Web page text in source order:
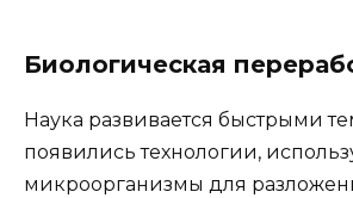
Биологическая
Наука развивается быстрыми
появились технологии,
микроорганизмы для